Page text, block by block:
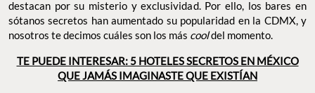
destacan por su misterio y exclusividad. Por ello, los bares en
sótanos secretos han aumentado su popularidad en la CDMX, y
nosotros te decimos cuáles son los más cooldel momento.
TE PUEDE INTERESAR: 5 HOTELES SECRETOS EN MÉXICO
QUE JAMÁS IMAGINASTE QUE EXISTÍAN